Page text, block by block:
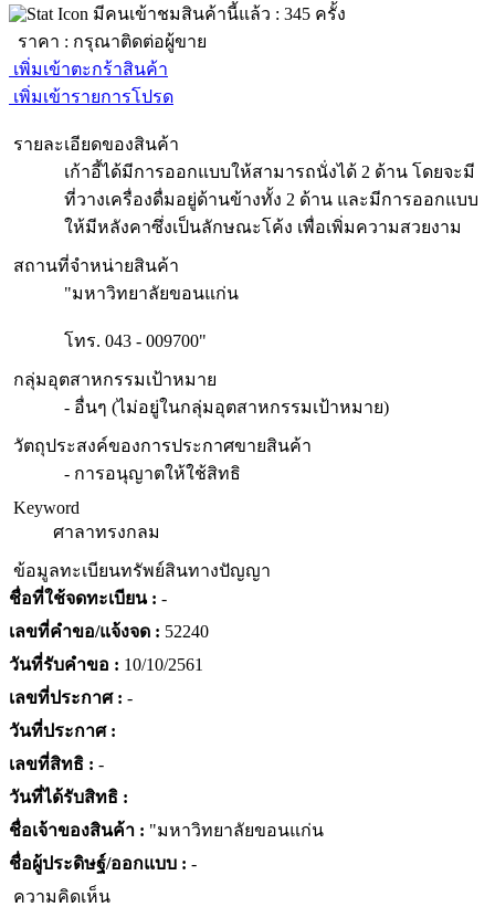
มีคนเข้าชมสินค้านี้แล้ว : 345 ครั้ง
ราคา : กรุณาติดต่อผู้ขาย
เพิ่มเข้าตะกร้าสินค้า
เพิ่มเข้ารายการโปรด
รายละเอียดของสินค้า
เก้าอี้ได้มีการออกแบบให้สามารถนั่งได้ 2 ด้าน โดยจะมี
ที่วางเครื่องดื่มอยู่ด้านข้างทั้ง 2 ด้าน และมีการออกแบบ
ให้มีหลังคาซึ่งเป็นลักษณะโค้ง เพื่อเพิ่มความสวยงาม
สถานที่จำหน่ายสินค้า
"มหาวิทยาลัยขอนแก่น
โทร. 043 - 009700"
กลุ่มอุตสาหกรรมเป้าหมาย
- อื่นๆ (ไม่อยู่ในกลุ่มอุตสาหกรรมเป้าหมาย)
วัตถุประสงค์ของการประกาศขายสินค้า
- การอนุญาตให้ใช้สิทธิ
Keyword
ศาลาทรงกลม
ข้อมูลทะเบียนทรัพย์สินทางปัญญา
ชื่อที่ใช้จดทะเบียน : -
เลขที่คำขอ/แจ้งจด : 52240
วันที่รับคำขอ : 10/10/2561
เลขที่ประกาศ : -
วันที่ประกาศ :
เลขที่สิทธิ : -
วันที่ได้รับสิทธิ :
ชื่อเจ้าของสินค้า : "มหาวิทยาลัยขอนแก่น
ชื่อผู้ประดิษฐ์/ออกแบบ : -
ความคิดเห็น